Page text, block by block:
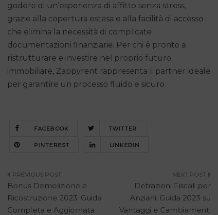
godere di un’esperienza di affitto senza stress,
grazie alla copertura estesa e alla facilità di accesso
che elimina la necessità di complicate
documentazioni finanziarie. Per chi è pronto a
ristrutturare e investire nel proprio futuro
immobiliare, Zappyrent rappresenta il partner ideale
per garantire un processo fluido e sicuro.
FACEBOOK TWITTER
PINTEREST LINKEDIN
Navigazione
articoli
Bonus Demolizione e
Ricostruzione 2023: Guida
Completa e Aggiornata
Detrazioni Fiscali per
Anziani: Guida 2023 su
Vantaggi e Cambiamenti